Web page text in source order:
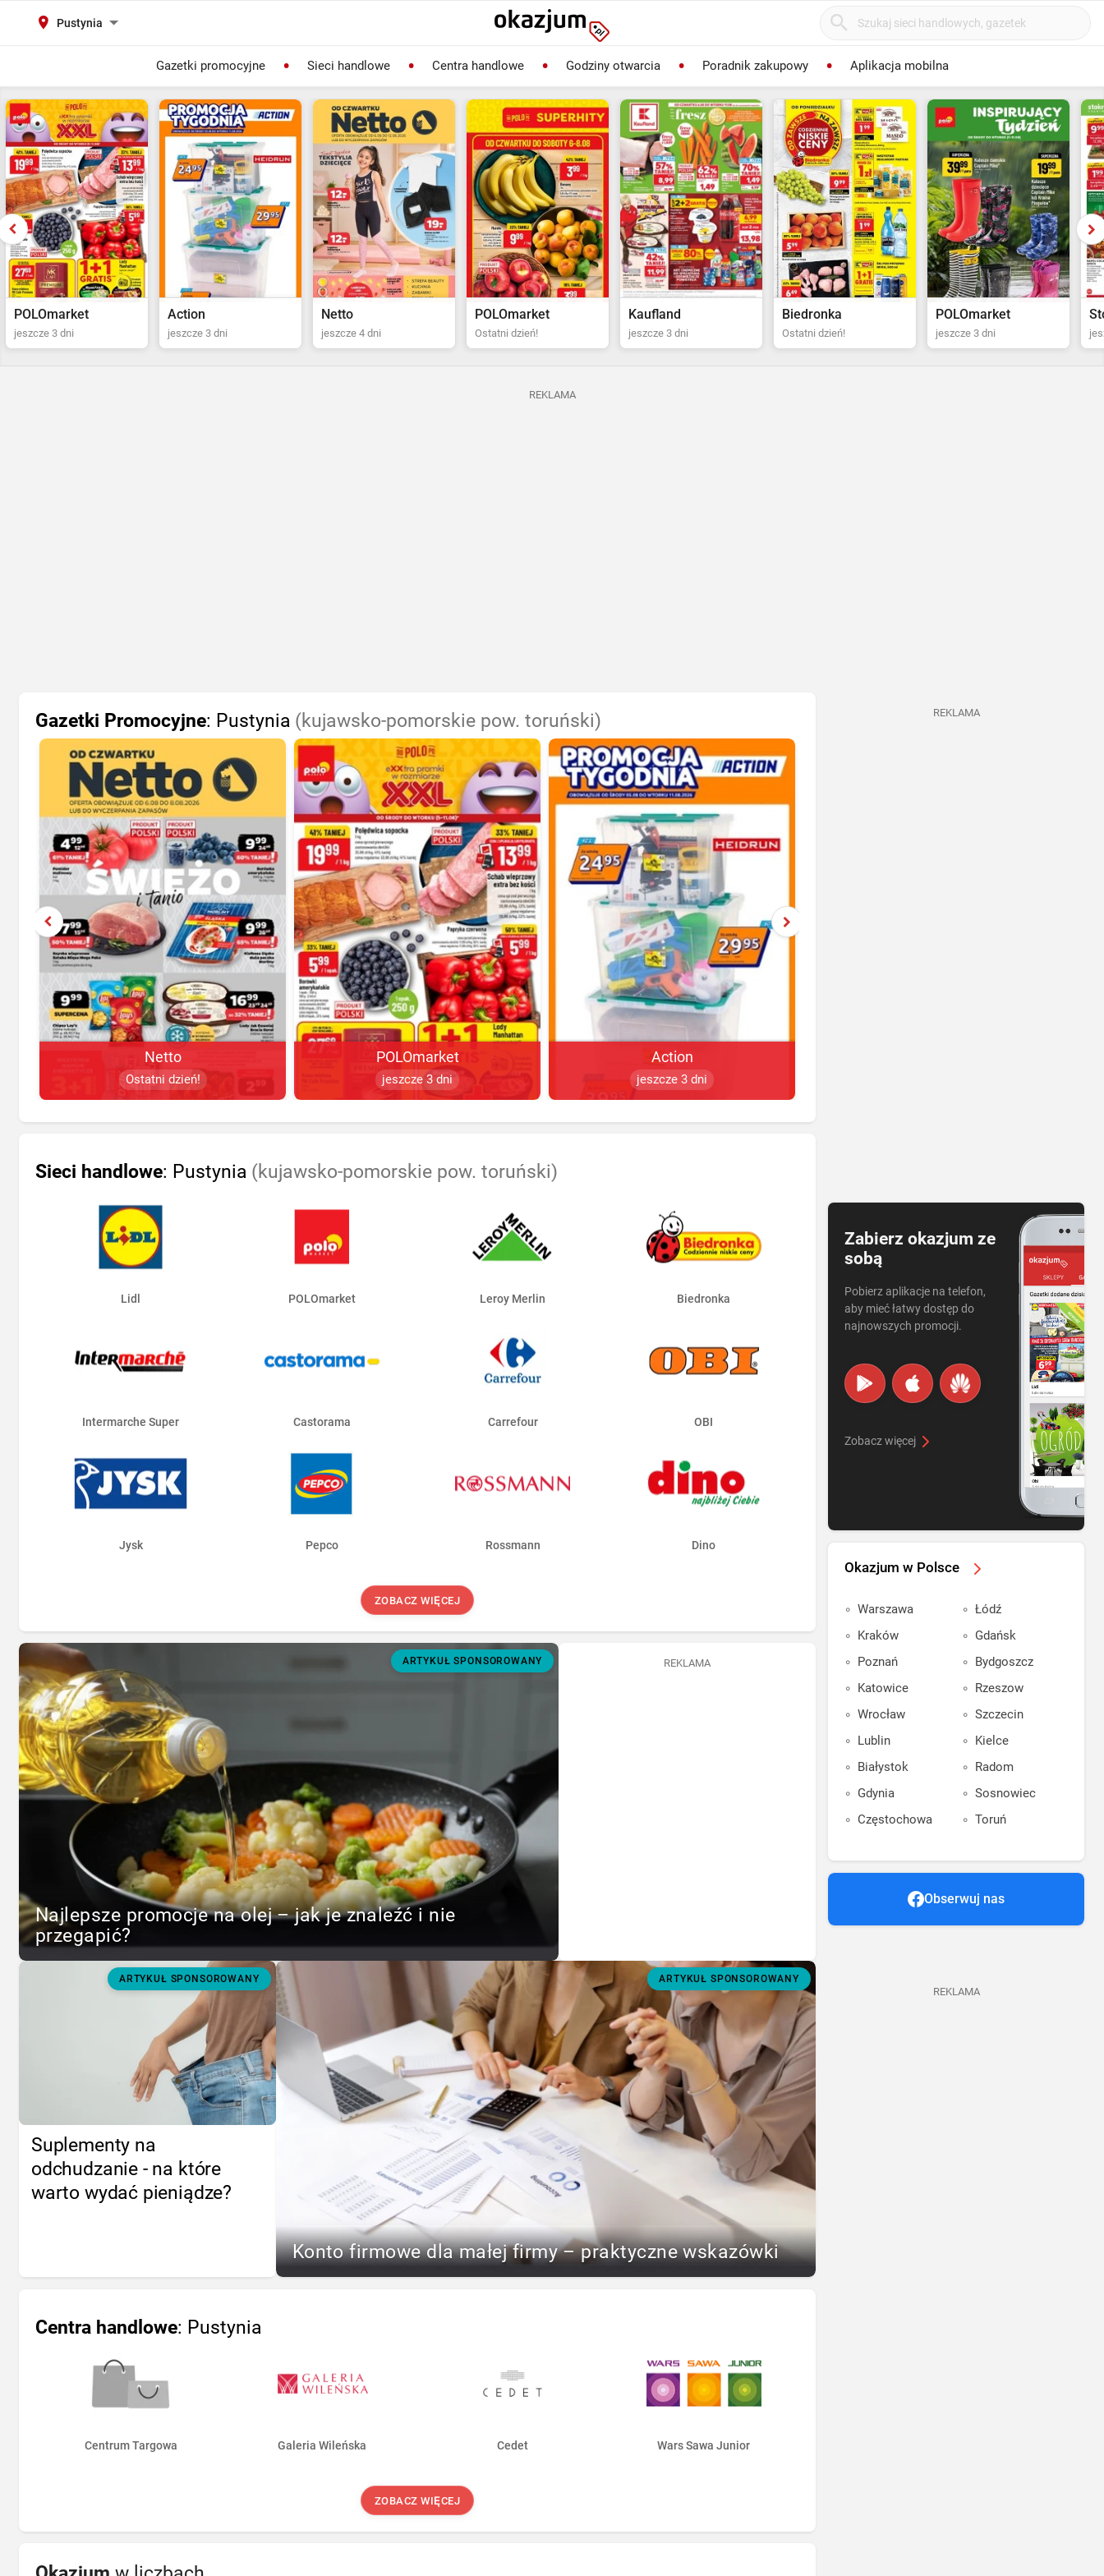
Pustynia
Gazetki promocyjne Sieci handlowe Centra handlowe Godziny otwarcia Poradnik zakupowy Aplikacja mobilna
Action
jeszcze 3 dni
Netto
jeszcze 4 dni
POLOmarket
Ostatni dzień!
Kaufland
jeszcze 3 dni
Biedronka
Ostatni dzień!
POLOmarket
jeszcze 3 dni jeszcze 4 dni
REKLAMA
Gazetki Promocyjne: Pustynia (kujawsko-pomorskie pow. toruński)
Netto
Ostatni dzień!
POLOmarket
jeszcze 3 dni
Action
jeszcze 3 dni
Sieci handlowe: Pustynia (kujawsko-pomorskie pow. toruński)
Lidl POLOmarket Leroy Merlin Biedronka
Intermarche Super Castorama Carrefour OBI
Jysk Pepco Rossmann Dino
ZOBACZ WIĘCEJ
ARTYKUŁ SPONSOROWANY
Najlepsze promocje na olej – jak je znaleźć i nie
przegapić?
REKLAMA
ARTYKUŁ SPONSOROWANY
Suplementy na
odchudzanie - na które
warto wydać pieniądze?
ARTYKUŁ SPONSOROWANY
Konto firmowe dla małej firmy – praktyczne wskazówki
Centra handlowe: Pustynia
Centrum Targowa Galeria Wileńska Cedet Wars Sawa Junior
ZOBACZ WIĘCEJ
REKLAMA
Zabierz okazjum ze
sobą
Pobierz aplikacje na telefon,
aby mieć łatwy dostęp do
najnowszych promocji.
Zobacz więcej
Okazjum w Polsce
Warszawa
Kraków
Poznań
Katowice
Wrocław
Lublin
Białystok
Gdynia
Częstochowa
Łódź
Gdańsk
Bydgoszcz
Rzeszow
Szczecin
Kielce
Radom
Sosnowiec
Toruń
Obserwuj nas
REKLAMA